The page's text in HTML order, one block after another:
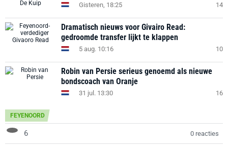
Gisteren, 18:25 14
Dramatisch nieuws voor Givairo Read:
gedroomde transfer lijkt te klappen
5 aug. 10:16 10
Robin van Persie serieus genoemd als nieuwe
bondscoach van Oranje
31 jul. 13:30 16
FEYENOORD
6 0 reacties